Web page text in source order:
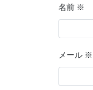
名前 ※
メール ※